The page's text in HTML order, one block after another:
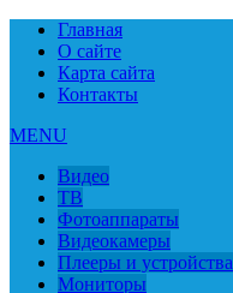
Главная
О сайте
Карта сайта
Контакты
MENU
Видео
ТВ
Фотоаппараты
Видеокамеры
Плееры и устройства
Мониторы